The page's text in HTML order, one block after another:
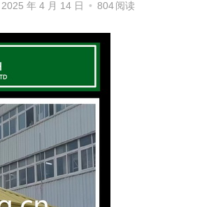
2025 年 4 月 14 日 • 804 阅读